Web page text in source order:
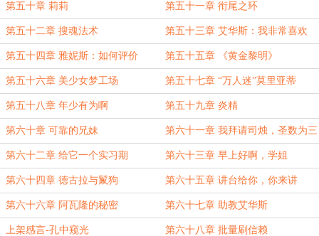
第五十章 莉莉 第五十一章 衔尾之环
第五十二章 搜魂法术 第五十三章 艾华斯：我非常喜欢
第五十四章 雅妮斯：如何评价 第五十五章 《黄金黎明》
第五十六章 美少女梦工场 第五十七章 “万人迷”莫里亚蒂
第五十八章 年少有为啊 第五十九章 炎精
第六十章 可靠的兄妹 第六十一章 我拜请司烛，圣数为三
之神
第六十二章 给它一个实习期 第六十三章 早上好啊，学姐
第六十四章 德古拉与鬣狗 第六十五章 讲台给你，你来讲
第六十六章 阿瓦隆的秘密 第六十七章 助教艾华斯
上架感言-孔中窥光 第六十八章 批量刷信赖